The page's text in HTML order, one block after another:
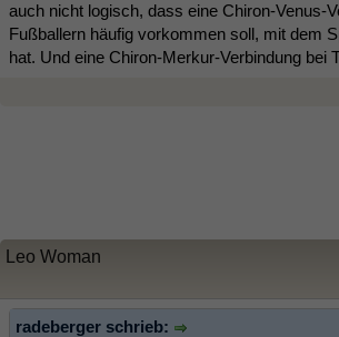
auch nicht logisch, dass eine Chiron-Venus-
Fußballern häufig vorkommen soll, mit dem
hat. Und eine Chiron-Merkur-Verbindung bei
Leo Woman
radeberger schrieb: